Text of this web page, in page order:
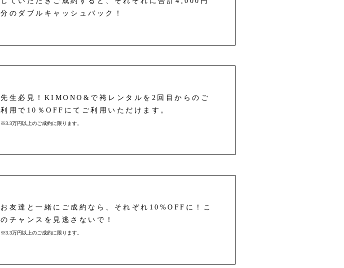
分のダブルキャッシュバック！
先生必見！KIMONO&で袴レンタルを2回目からのご
利用で10％OFFにてご利用いただけます。
※3.3万円以上のご成約に限ります。
お友達と一緒にご成約なら、それぞれ10%OFFに！こ
のチャンスを見逃さないで！
※3.3万円以上のご成約に限ります。